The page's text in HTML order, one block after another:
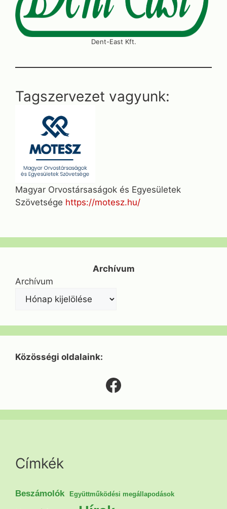
Dent-East Kft.
Tagszervezet vagyunk:
Magyar Orvostársaságok és Egyesületek
Szövetsége https://motesz.hu/
Archívum
Archívum
Közösségi oldalaink:
Facebook
Címkék
Beszámolók Együttműködési megállapodások